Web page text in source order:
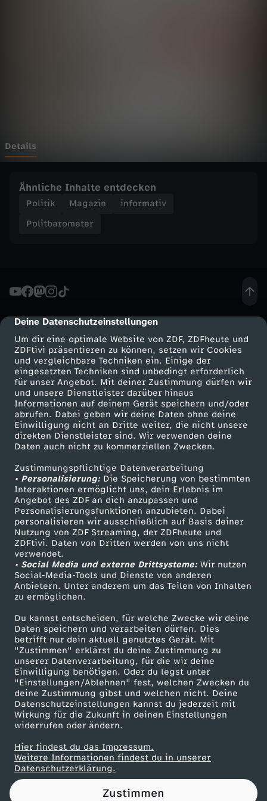
cmp-dialog-description
Deine Datenschutzeinstellungen
Um dir eine optimale Website von ZDF, ZDFheute und
ZDFtivi präsentieren zu können, setzen wir Cookies
und vergleichbare Techniken ein. Einige der
eingesetzten Techniken sind unbedingt erforderlich
für unser Angebot. Mit deiner Zustimmung dürfen wir
und unsere Dienstleister darüber hinaus
Informationen auf deinem Gerät speichern und/oder
abrufen. Dabei geben wir deine Daten ohne deine
Einwilligung nicht an Dritte weiter, die nicht unsere
direkten Dienstleister sind. Wir verwenden deine
Daten auch nicht zu kommerziellen Zwecken.
Zustimmungspflichtige Datenverarbeitung
• Personalisierung:Die Speicherung von bestimmten
Interaktionen ermöglicht uns, dein Erlebnis im
Angebot des ZDF an dich anzupassen und
Personalisierungsfunktionen anzubieten. Dabei
personalisieren wir ausschließlich auf Basis deiner
Nutzung von ZDF Streaming, der ZDFheute und
ZDFtivi. Daten von Dritten werden von uns nicht
verwendet.
• Social Media und externe Drittsysteme:Wir nutzen
Social-Media-Tools und Dienste von anderen
Anbietern. Unter anderem um das Teilen von Inhalten
zu ermöglichen.
Du kannst entscheiden, für welche Zwecke wir deine
Daten speichern und verarbeiten dürfen. Dies
betrifft nur dein aktuell genutztes Gerät. Mit
"Zustimmen" erklärst du deine Zustimmung zu
unserer Datenverarbeitung, für die wir deine
Einwilligung benötigen. Oder du legst unter
"Einstellungen/Ablehnen" fest, welchen Zwecken du
deine Zustimmung gibst und welchen nicht. Deine
Datenschutzeinstellungen kannst du jederzeit mit
Wirkung für die Zukunft in deinen Einstellungen
widerrufen oder ändern.
Hier findest du das Impressum.
Weitere Informationen findest du in unserer
Datenschutzerklärung.
Zustimmen
e
-
h
r
h
e
i
t
g
e
g
e
n
g
r
ö
ß
e
r
e
Details
Ähnliche Inhalte entdecken
Politik Magazin
informativ
Politbarometer
Mehr ZDF
ZDF-Apps
Smart TV
ZDFtext
Livestreams
Sendungen A-Z
TV-Programm
Service
ZDFmitreden
Kontakt zum ZDF
Tickets
Zuschauerservice
Hilfe
ZDF Unternehmen
Karriere
ZDF goes Schule
Werbefernsehen
Mainzelmännchen
Partner